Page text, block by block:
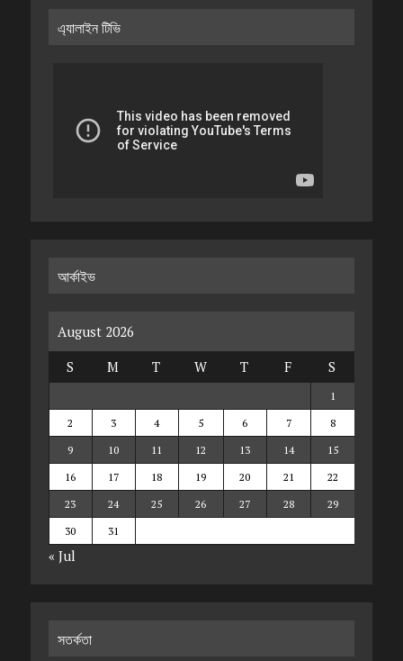
এ্যালাইন টিভি
আর্কাইভ
August 2026
S
M T W T F S
1
2
3 4 5 6 7
8
9
10 11 12 13 14
15
16
17 18 19 20 21
22
23
24 25 26 27 28
29
30
31
« Jul
সতর্কতা